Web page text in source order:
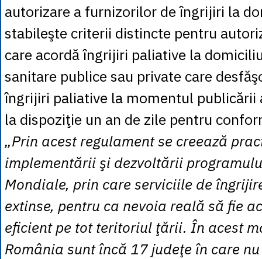
autorizare a furnizorilor de îngrijiri la
stabileşte criterii distincte pentru
care acordă îngrijiri paliative la
sanitare publice sau private care
îngrijiri paliative la momentul publicării
la dispoziţie un an de zile pentru
„Prin acest regulament se creează
implementării şi dezvoltării
Mondiale, prin care serviciile de
extinse, pentru ca nevoia reală să fie
eficient pe tot teritoriul ţării. În acest
România sunt încă 17 judeţe în care